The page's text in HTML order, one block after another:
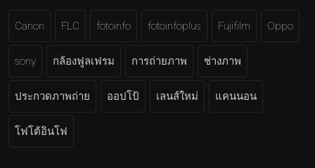
Canon FLC fotoinfo fotoinfoplus Fujifilm Oppo
sony กล้องฟูลเฟรม การถ่ายภาพ ช่างภาพ
ประกวดภาพถ่าย ออปโป้ เลนส์ใหม่ แคนนอน
โฟโต้อินโฟ